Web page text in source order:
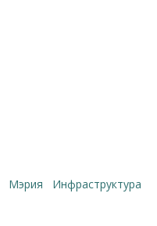
Мэрия
инфраструктура